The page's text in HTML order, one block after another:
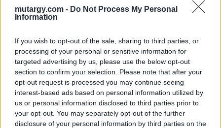
mutargy.com - Do Not Process My Personal
Information
If you wish to opt-out of the sale, sharing to third parties, or
processing of your personal or sensitive information for
targeted advertising by us, please use the below opt-out
section to confirm your selection. Please note that after your
opt-out request is processed you may continue seeing
interest-based ads based on personal information utilized by
us or personal information disclosed to third parties prior to
your opt-out. You may separately opt-out of the further
disclosure of your personal information by third parties on the
Aukció helye: II. Zsigmond tér 8.
Tételszám: 40
Eladó adatai
Eladó: Műgyűjtők Háza Kft.
Cím: Dudás Attila
Műgyűjtők Háza kft.
Budapest
1023.Bp. Zsigmond tér 11.
1023